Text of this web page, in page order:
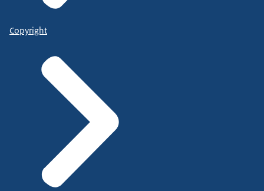
Copyright